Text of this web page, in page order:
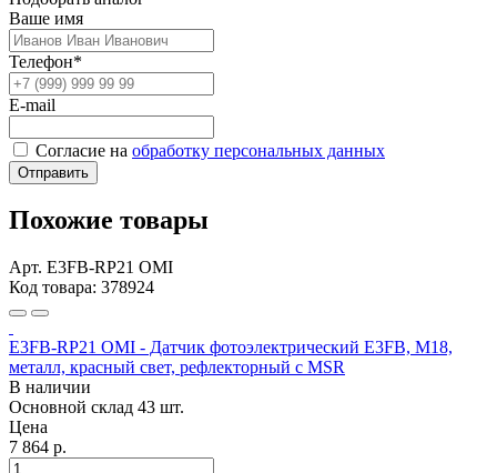
Ваше имя
Телефон*
E-mail
Согласие на обработку персональных данных
Отправить
Похожие товары
Арт. E3FB-RP21 OMI
Код товара: 378924
E3FB-RP21 OMI - Датчик фотоэлектрический E3FB, M18,
металл, красный свет, рефлекторный с MSR
В наличии
Основной склад 43 шт.
Цена
7 864 р.